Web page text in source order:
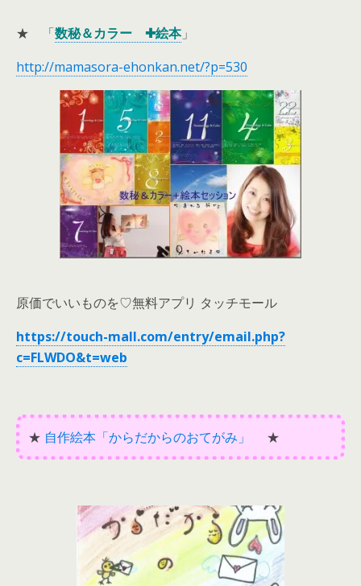
★ 「数秘＆カラー ✚絵本」
http://mamasora-ehonkan.net/?p=530
原価でいいものを♡無料アプリ タッチモール
https://touch-mall.com/entry/email.php?
c=FLWDO&t=web
★ 自作絵本「からだからのおてがみ」 ★